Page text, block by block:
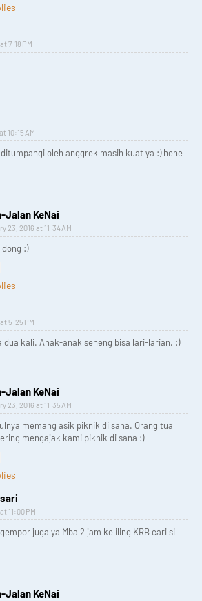
7:18 PM
10:15 AM
oleh anggrek masih kuat ya :) hehe
Jalan KeNai
23, 2016 at 11:34 AM
dong :)
5:25 PM
dua kali. Anak-anak seneng bisa lari-larian. :)
Jalan KeNai
23, 2016 at 11:35 AM
memang asik piknik di sana. Orang tua
mengajak kami piknik di sana :)
11:00 PM
juga ya Mba 2 jam keliling KRB cari si
Jalan KeNai